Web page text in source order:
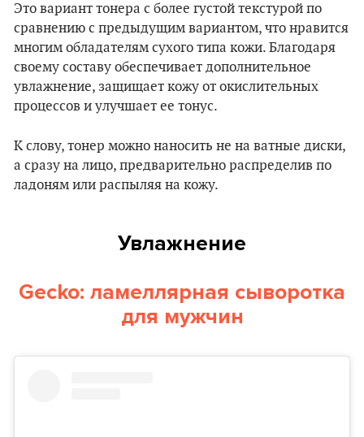
Это вариант тонера с более густой текстурой по
сравнению с предыдущим вариантом, что нравится
многим обладателям сухого типа кожи. Благодаря
своему составу обеспечивает дополнительное
увлажнение, защищает кожу от окислительных
процессов и улучшает ее тонус.
К слову, тонер можно наносить не на ватные диски,
а сразу на лицо, предварительно распределив по
ладоням или распыляя на кожу.
Увлажнение
Gecko: ламеллярная сыворотка
для мужчин